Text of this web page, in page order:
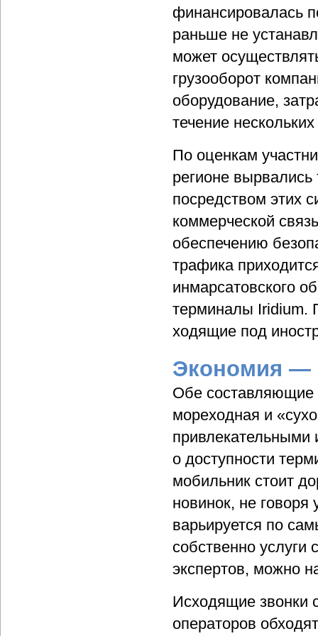
финансировалась
раньше не
может
грузооборот
оборудование,
течение
По оценкам
регионе
посредством этих
коммерческой
обеспечению
трафика
инмарсатовского
терминалы Iridium.
ходящие под
Экономия —
Обе составляющие
мореходная и
привлекательными
о доступности
мобильник стоит
новинок, не
варьируется по
собственно
экспертов, можно
Исходящие звонки
операторов